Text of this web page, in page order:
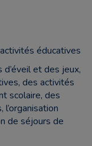
éducatives
et des jeux,
des activités
scolaire, des
de séjours de